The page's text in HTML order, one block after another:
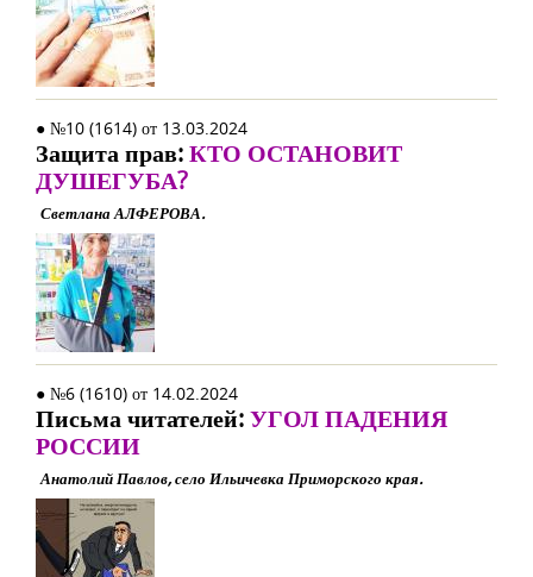
● №10 (1614) от 13.03.2024
Защита прав:КТО ОСТАНОВИТ
ДУШЕГУБА?
Светлана АЛФЕРОВА.
● №6 (1610) от 14.02.2024
Письма читателей:УГОЛ ПАДЕНИЯ
РОССИИ
Анатолий Павлов, село Ильичевка Приморского края.